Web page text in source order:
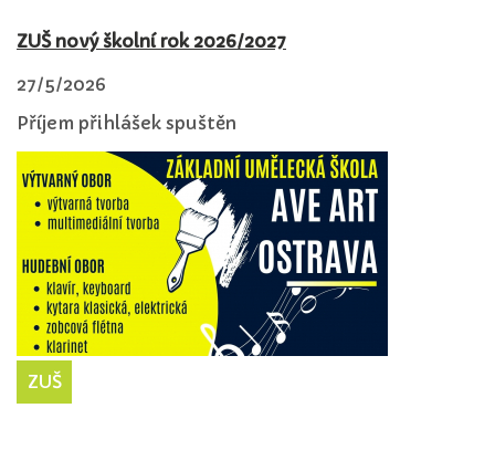
ZUŠ nový školní rok 2026/2027
27/5/2026
Příjem přihlášek spuštěn
ZUŠ